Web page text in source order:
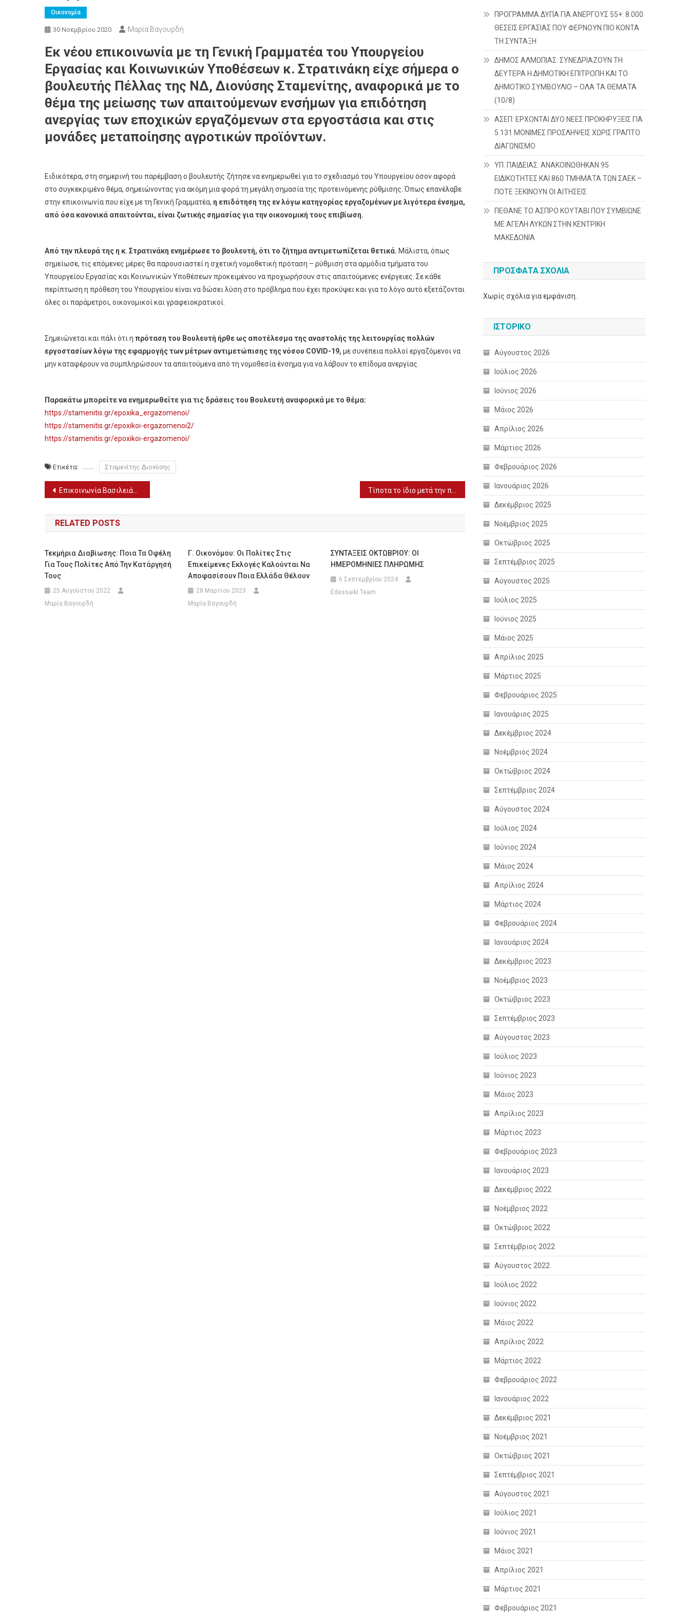
Οικονομία
30 Νοεμβρίου 2020 Μαρία Βαγουρδή
Εκ νέου επικοινωνία με τη Γενική Γραμματέα του Υπουργείου
Εργασίας και Κοινωνικών Υποθέσεων κ. Στρατινάκη είχε σήμερα ο
βουλευτής Πέλλας της ΝΔ, Διονύσης Σταμενίτης, αναφορικά με το
θέμα της μείωσης των απαιτούμενων ενσήμων για επιδότηση
ανεργίας των εποχικών εργαζόμενων στα εργοστάσια και στις
μονάδες μεταποίησης αγροτικών προϊόντων.
Ειδικότερα, στη σημερινή του παρέμβαση ο βουλευτής ζήτησε να ενημερωθεί για το σχεδιασμό του Υπουργείου όσον αφορά
στο συγκεκριμένο θέμα, σημειώνοντας για ακόμη μια φορά τη μεγάλη σημασία της προτεινόμενης ρύθμισης. Όπως επανέλαβε
στην επικοινωνία που είχε με τη Γενική Γραμματέα, η επιδότηση της εν λόγω κατηγορίας εργαζομένων με λιγότερα ένσημα,
από όσα κανονικά απαιτούνται, είναι ζωτικής σημασίας για την οικονομική τους επιβίωση.
Από την πλευρά της η κ. Στρατινάκη ενημέρωσε το βουλευτή, ότι το ζήτημα αντιμετωπίζεται θετικά. Μάλιστα, όπως
σημείωσε, τις επόμενες μέρες θα παρουσιαστεί η σχετική νομοθετική πρόταση – ρύθμιση στα αρμόδια τμήματα του
Υπουργείου Εργασίας και Κοινωνικών Υποθέσεων προκειμένου να προχωρήσουν στις απαιτούμενες ενέργειες. Σε κάθε
περίπτωση η πρόθεση του Υπουργείου είναι να δώσει λύση στο πρόβλημα που έχει προκύψει και για το λόγο αυτό εξετάζονται
όλες οι παράμετροι, οικονομικοί και γραφειοκρατικοί.
Σημειώνεται και πάλι ότι η πρόταση του Βουλευτή ήρθε ως αποτέλεσμα της αναστολής της λειτουργίας πολλών
εργοστασίων λόγω της εφαρμογής των μέτρων αντιμετώπισης της νόσου COVID-19, με συνέπεια πολλοί εργαζόμενοι να
μην καταφέρουν να συμπληρώσουν τα απαιτούμενα από τη νομοθεσία ένσημα για να λάβουν το επίδομα ανεργίας.
Παρακάτω μπορείτε να ενημερωθείτε για τις δράσεις του Βουλευτή αναφορικά με το θέμα:
https://stamenitis.gr/epoxika_ergazomenoi/
https://stamenitis.gr/epoxikoi-ergazomenoi2/
https://stamenitis.gr/epoxikoi-ergazomenoi/
Ετικέτα: Σταμενίτης Διονύσης
Πλοήγηση
άρθρων
Επικοινωνία Βασιλειάδη με Βρούτση: Μέσω e-ΕΦΚΑ η έκτακτη ενίσχυση στους συνταξιούχους Τίποτα το ίδιο μετά την πανδημία – Λιγότερο ανοιχτός και ελεύθερος ο κόσμος
RELATED POSTS
Τεκμήρια Διαβίωσης: Ποια Τα Οφέλη
Για Τους Πολίτες Από Την Κατάργησή
Τους
25 Αυγούστου 2022
Μαρία Βαγουρδή
Γ. Οικονόμου: Οι Πολίτες Στις
Επικείμενες Εκλογές Καλούνται Να
Αποφασίσουν Ποια Ελλάδα Θέλουν
28 Μαρτίου 2023
Μαρία Βαγουρδή
ΣΥΝΤΑΞΕΙΣ ΟΚΤΩΒΡΙΟΥ: ΟΙ
ΗΜΕΡΟΜΗΝΙΕΣ ΠΛΗΡΩΜΗΣ
6 Σεπτεμβρίου 2024
Edessaiki Team
ΠΡΟΓΡΑΜΜΑ ΔΥΠΑ ΓΙΑ ΑΝΕΡΓΟΥΣ 55+: 8.000
ΘΕΣΕΙΣ ΕΡΓΑΣΙΑΣ ΠΟΥ ΦΕΡΝΟΥΝ ΠΙΟ ΚΟΝΤΑ
ΤΗ ΣΥΝΤΑΞΗ
ΔΗΜΟΣ ΑΛΜΩΠΙΑΣ: ΣΥΝΕΔΡΙΑΖΟΥΝ ΤΗ
ΔΕΥΤΕΡΑ H ΔΗΜΟΤΙΚΗ ΕΠΙΤΡΟΠΗ ΚΑΙ ΤΟ
ΔΗΜΟΤΙΚΟ ΣΥΜΒΟΥΛΙΟ – ΟΛΑ ΤΑ ΘΕΜΑΤΑ
(10/8)
ΑΣΕΠ: ΕΡΧΟΝΤΑΙ ΔΥΟ ΝΕΕΣ ΠΡΟΚΗΡΥΞΕΙΣ ΓΙΑ
5.131 ΜΟΝΙΜΕΣ ΠΡΟΣΛΗΨΕΙΣ ΧΩΡΙΣ ΓΡΑΠΤΟ
ΔΙΑΓΩΝΙΣΜΟ
ΥΠ. ΠΑΙΔΕΙΑΣ: ΑΝΑΚΟΙΝΩΘΗΚΑΝ 95
ΕΙΔΙΚΟΤΗΤΕΣ ΚΑΙ 860 ΤΜΗΜΑΤΑ ΤΩΝ ΣΑΕΚ –
ΠΟΤΕ ΞΕΚΙΝΟΥΝ ΟΙ ΑΙΤΗΣΕΙΣ
ΠΕΘΑΝΕ ΤΟ ΑΣΠΡΟ ΚΟΥΤΑΒΙ ΠΟΥ ΣΥΜΒΙΩΝΕ
ΜΕ ΑΓΕΛΗ ΛΥΚΩΝ ΣΤΗΝ ΚΕΝΤΡΙΚΗ
ΜΑΚΕΔΟΝΙΑ
ΠΡΌΣΦΑΤΑ ΣΧΌΛΙΑ
Χωρίς σχόλια για εμφάνιση.
ΙΣΤΟΡΙΚΌ
Αύγουστος 2026
Ιούλιος 2026
Ιούνιος 2026
Μάιος 2026
Απρίλιος 2026
Μάρτιος 2026
Φεβρουάριος 2026
Ιανουάριος 2026
Δεκέμβριος 2025
Νοέμβριος 2025
Οκτώβριος 2025
Σεπτέμβριος 2025
Αύγουστος 2025
Ιούλιος 2025
Ιούνιος 2025
Μάιος 2025
Απρίλιος 2025
Μάρτιος 2025
Φεβρουάριος 2025
Ιανουάριος 2025
Δεκέμβριος 2024
Νοέμβριος 2024
Οκτώβριος 2024
Σεπτέμβριος 2024
Αύγουστος 2024
Ιούλιος 2024
Ιούνιος 2024
Μάιος 2024
Απρίλιος 2024
Μάρτιος 2024
Φεβρουάριος 2024
Ιανουάριος 2024
Δεκέμβριος 2023
Νοέμβριος 2023
Οκτώβριος 2023
Σεπτέμβριος 2023
Αύγουστος 2023
Ιούλιος 2023
Ιούνιος 2023
Μάιος 2023
Απρίλιος 2023
Μάρτιος 2023
Φεβρουάριος 2023
Ιανουάριος 2023
Δεκέμβριος 2022
Νοέμβριος 2022
Οκτώβριος 2022
Σεπτέμβριος 2022
Αύγουστος 2022
Ιούλιος 2022
Ιούνιος 2022
Μάιος 2022
Απρίλιος 2022
Μάρτιος 2022
Φεβρουάριος 2022
Ιανουάριος 2022
Δεκέμβριος 2021
Νοέμβριος 2021
Οκτώβριος 2021
Σεπτέμβριος 2021
Αύγουστος 2021
Ιούλιος 2021
Ιούνιος 2021
Μάιος 2021
Απρίλιος 2021
Μάρτιος 2021
Φεβρουάριος 2021